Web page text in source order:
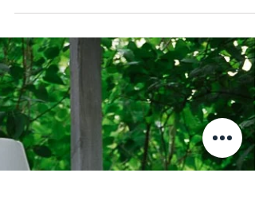
Kevään koittaessa on aika suunnitella
terassin ja parvekkeen sisustusta. Kun
aurinko alkaa lämmittää, lasitetulla
parvekkeella voi jo...